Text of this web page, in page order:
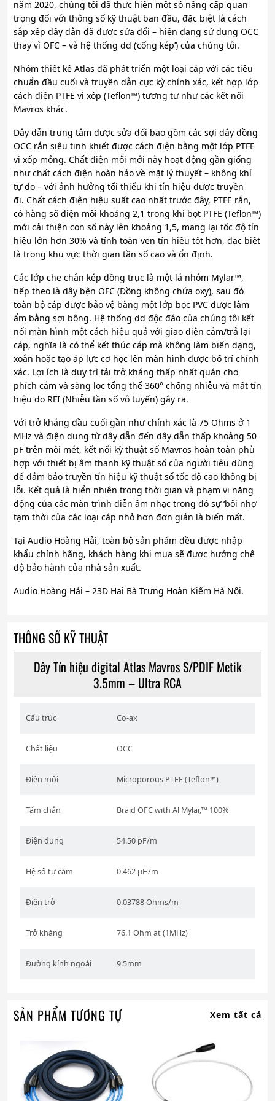
năm 2020, chúng tôi đã thực hiện một số nâng cấp quan
trọng đối với thông số kỹ thuật ban đầu, đặc biệt là cách
sắp xếp dây dẫn đã được sửa đổi – hiện đang sử dụng OCC
thay vì OFC – và hệ thống dd (‘cống kép’) của chúng tôi.
Nhóm thiết kế Atlas đã phát triển một loại cáp với các tiêu
chuẩn đầu cuối và truyền dẫn cực kỳ chính xác, kết hợp lớp
cách điện PTFE vi xốp (Teflon™) tương tự như các kết nối
Mavros khác.
Dây dẫn trung tâm được sửa đổi bao gồm các sợi dây đồng
OCC rắn siêu tinh khiết được cách điện bằng một lớp PTFE
vi xốp mỏng. Chất điện môi mới này hoạt động gần giống
như chất cách điện hoàn hảo về mặt lý thuyết – không khí
tự do – với ảnh hưởng tối thiểu khi tín hiệu được truyền
đi. Chất cách điện hiệu suất cao nhất trước đây, PTFE rắn,
có hằng số điện môi khoảng 2,1 trong khi bọt PTFE (Teflon™)
mới cải thiện con số này lên khoảng 1,5, mang lại tốc độ tín
hiệu lớn hơn 30% và tính toàn vẹn tín hiệu tốt hơn, đặc biệt
là trong khu vực thời gian tần số cao và ổn định.
Các lớp che chắn kép đồng trục là một lá nhôm Mylar™,
tiếp theo là dây bện OFC (Đồng không chứa oxy), sau đó
toàn bộ cáp được bảo vệ bằng một lớp bọc PVC được làm
ẩm bằng sợi bông. Hệ thống dd độc đáo của chúng tôi kết
nối màn hình một cách hiệu quả với giao diện cắm/trả lại
cáp, nghĩa là có thể kết thúc cáp mà không làm biến dạng,
xoắn hoặc tạo áp lực cơ học lên màn hình được bố trí chính
xác. Lợi ích là duy trì tải trở kháng thấp nhất quán cho
phích cắm và sàng lọc tổng thể 360° chống nhiễu và mất tín
hiệu do RFI (Nhiễu tần số vô tuyến) gây ra.
Với trở kháng đầu cuối gần như chính xác là 75 Ohms ở 1
MHz và điện dung từ dây dẫn đến dây dẫn thấp khoảng 50
pF trên mỗi mét, kết nối kỹ thuật số Mavros hoàn toàn phù
hợp với thiết bị âm thanh kỹ thuật số của người tiêu dùng
để đảm bảo truyền tín hiệu kỹ thuật số tốc độ cao không bị
lỗi. Kết quả là hiển nhiên trong thời gian và phạm vi năng
động của các màn trình diễn âm nhạc trong đó sự ‘bôi nhọ’
tạm thời của các loại cáp nhỏ hơn đơn giản là biến mất.
Tại Audio Hoàng Hải, toàn bộ sản phẩm đều được nhập
khẩu chính hãng, khách hàng khi mua sẽ được hưởng chế
độ bảo hành của nhà sản xuất.
Audio Hoàng Hải – 23D Hai Bà Trưng Hoàn Kiếm Hà Nội.
THÔNG SỐ KỸ THUẬT
Dây Tín hiệu digital Atlas Mavros S/PDIF Metik
3.5mm – Ultra RCA
Cấu trúc Co-ax
Chất liệu OCC
Điện môi Microporous PTFE (Teflon™)
Tấm chắn Braid OFC with Al Mylar,™ 100%
Điện dung 54.50 pF/m
Hệ số tự cảm 0.462 µH/m
Điện trở 0.03788 Ohms/m
Trở kháng 76.1 Ohm at (1MHz)
Đường kính ngoài 9.5mm
SẢN PHẨM TƯƠNG TỰ Xem tất cả